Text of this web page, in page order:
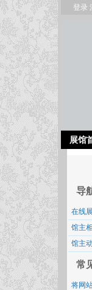
登录
展馆
导
在线
馆主
馆主
常
将网